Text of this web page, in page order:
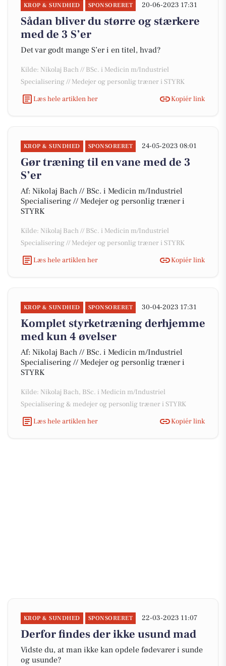
KROP & SUNDHED SPONSORERET 20-06-2023 17:31
Sådan bliver du større og stærkere
med de 3 S’er
Det var godt mange S’er i en titel, hvad?
Kilde: Nikolaj Bach // BSc. i Medicin m/Industriel
Specialisering // Medejer og personlig træner i STYRK
Læs hele artiklen her
Kopiér link
KROP & SUNDHED SPONSORERET 24-05-2023 08:01
Gør træning til en vane med de 3
S’er
Af: Nikolaj Bach // BSc. i Medicin m/Industriel
Specialisering // Medejer og personlig træner i
STYRK
Kilde: Nikolaj Bach // BSc. i Medicin m/Industriel
Specialisering // Medejer og personlig træner i STYRK
Læs hele artiklen her
Kopiér link
KROP & SUNDHED SPONSORERET 30-04-2023 17:31
Komplet styrketræning derhjemme
med kun 4 øvelser
Af: Nikolaj Bach // BSc. i Medicin m/Industriel
Specialisering // Medejer og personlig træner i
STYRK
Kilde: Nikolaj Bach, BSc. i Medicin m/Industriel
Specialisering & medejer og personlig træner i STYRK
Læs hele artiklen her
Kopiér link
KROP & SUNDHED SPONSORERET 22-03-2023 11:07
Derfor findes der ikke usund mad
Vidste du, at man ikke kan opdele fødevarer i sunde
og usunde?